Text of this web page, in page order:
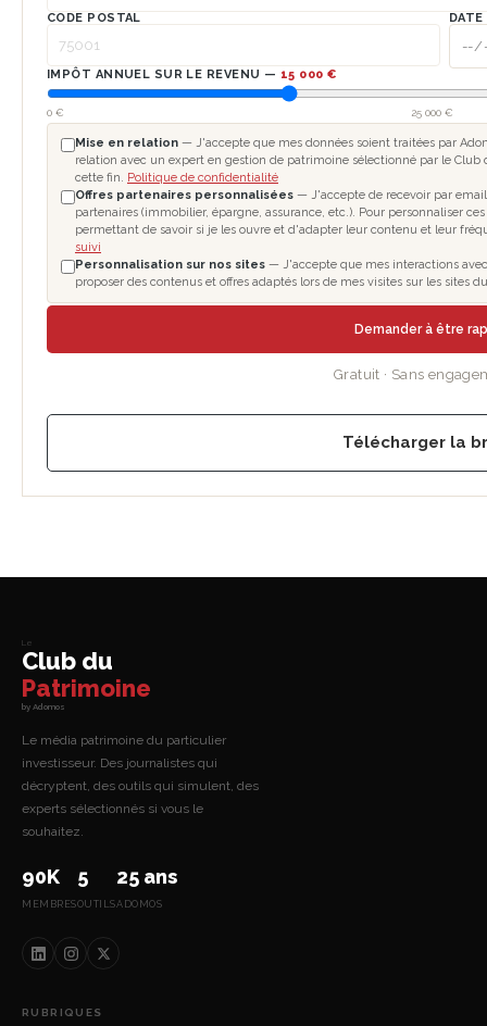
CODE POSTAL
IMPÔT ANNUEL SUR LE REVENU — 15 000 €
0 € 25 000 €
Mise en relation — J'accepte que mes données soient traitées par
relation avec un expert en gestion de patrimoine sélectionné par le
cette fin. Politique de confidentialité
Offres partenaires personnalisées — J'accepte de recevoir par email
partenaires (immobilier, épargne, assurance, etc.). Pour personnaliser
permettant de savoir si je les ouvre et d'adapter leur contenu et leur
suivi
Personnalisation sur nos sites — J'accepte que mes interactions
proposer des contenus et offres adaptés lors de mes visites sur les sites
Demander à être
Gratuit · Sans
Télécharger la
Le
Club du
Patrimoine
by Adomos
Le média patrimoine du particulier
investisseur. Des journalistes qui
décryptent, des outils qui simulent, des
experts sélectionnés si vous le
souhaitez.
90K
MEMBRES
5
OUTILS
25 ans
ADOMOS
RUBRIQUES